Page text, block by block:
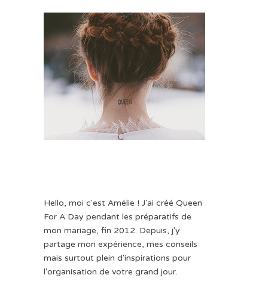
Hello, moi c'est Amélie ! J'ai créé Queen
For A Day pendant les préparatifs de
mon mariage, fin 2012. Depuis, j'y
partage mon expérience, mes conseils
mais surtout plein d'inspirations pour
l'organisation de votre grand jour.